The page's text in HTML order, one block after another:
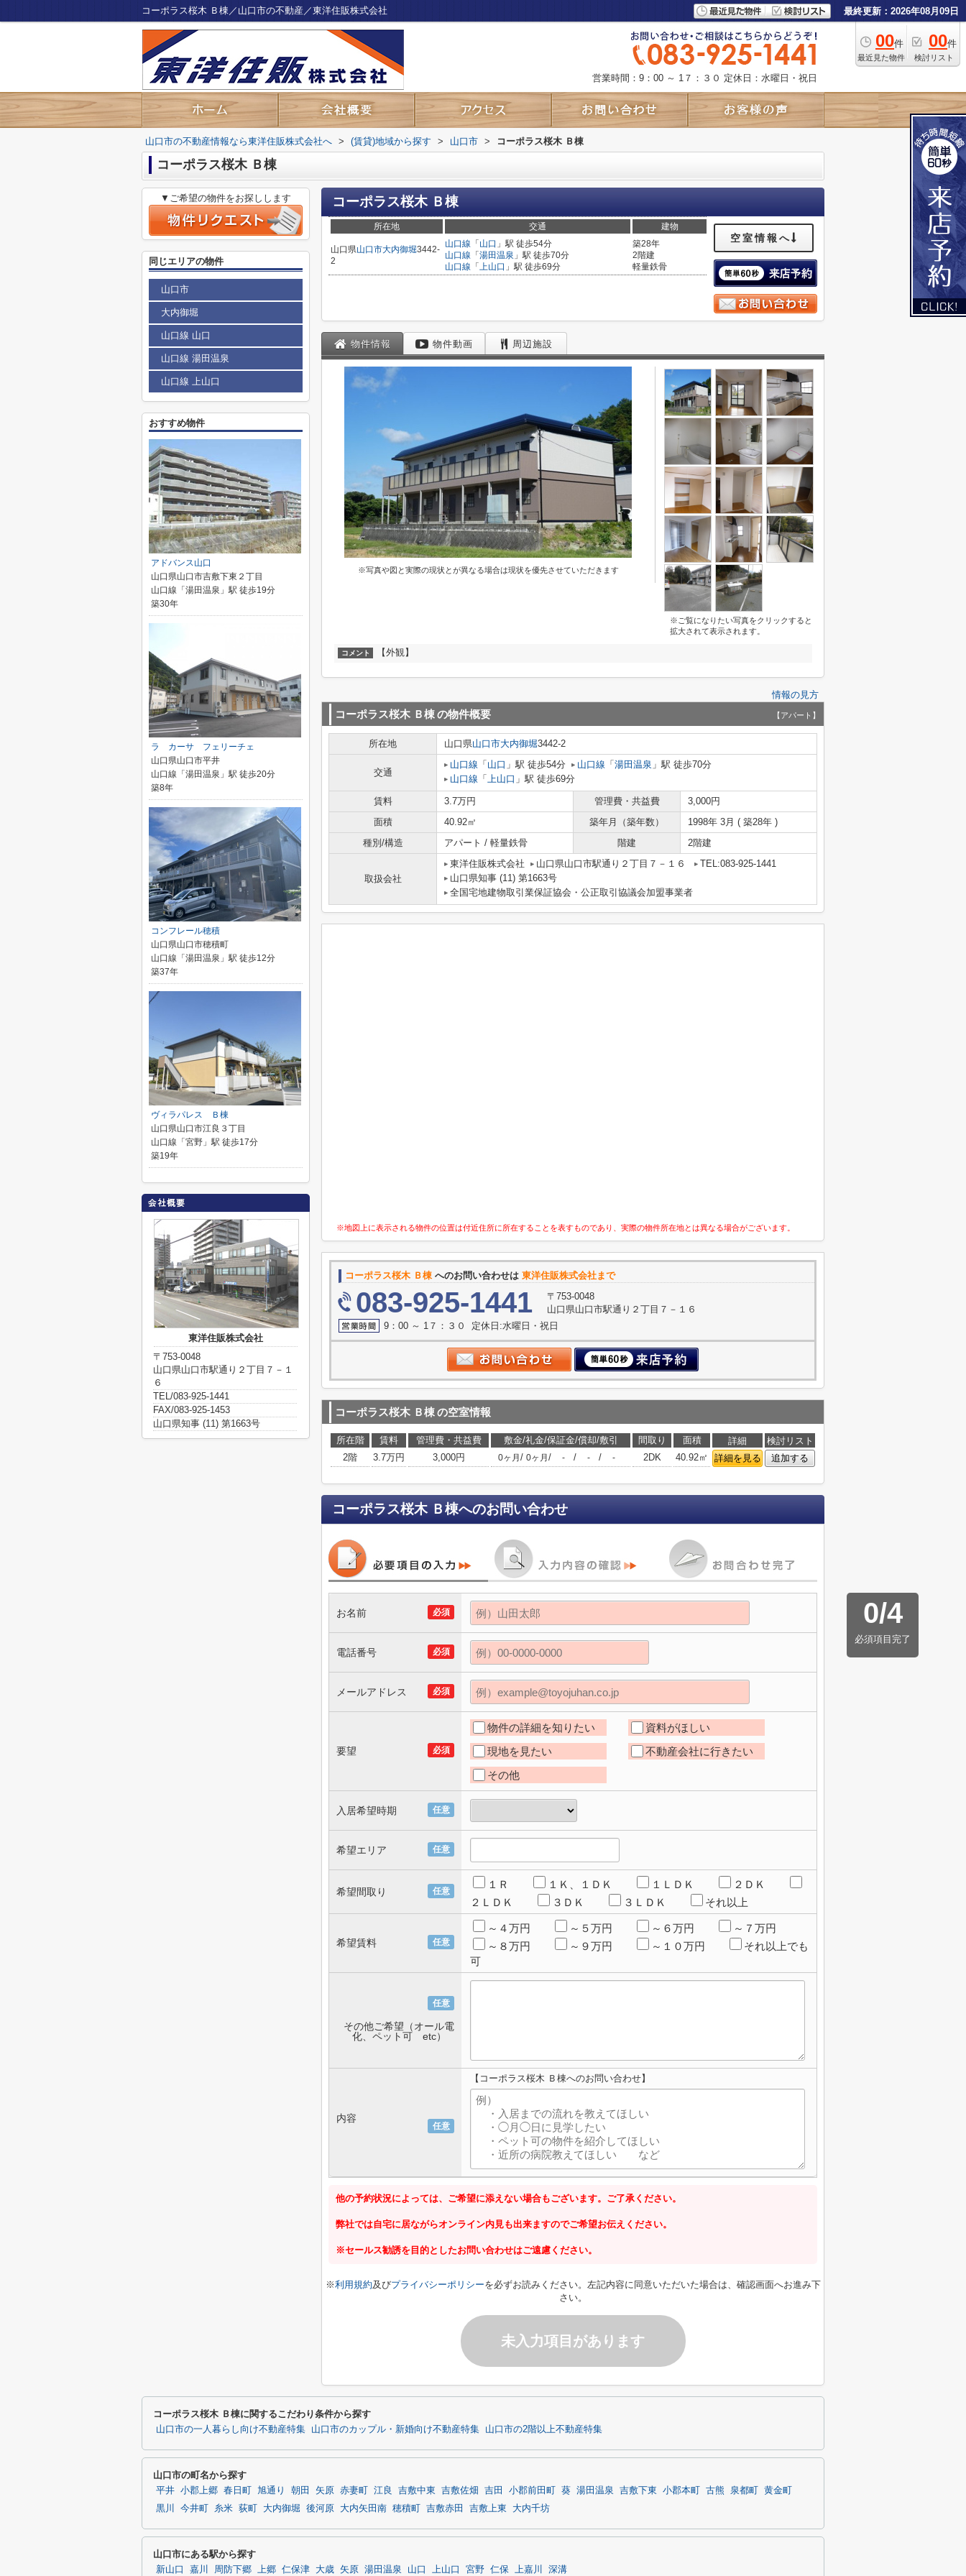
コーポラス桜木 Ｂ棟／山口市の不動産／東洋住販株式会社 最終更新：2026年08月09日
00件
最近見た物件
00件
検討リスト
営業時間：9：00 ～ 1７：３０ 定休日：水曜日・祝日
山口市の不動産情報なら東洋住販株式会社へ > (賃貸)地域から探す > 山口市 > コーポラス桜木 Ｂ棟
コーポラス桜木 Ｂ棟
コーポラス桜木 Ｂ棟
所在地 交通 建物
山口県山口市大内御堀3442-
2
山口線 「 山口 」駅 徒歩54分
山口線 「 湯田温泉 」駅 徒歩70分
山口線 「 上山口 」駅 徒歩69分
築28年
2階建
軽量鉄骨
空室情報へ
物件情報 物件動画 周辺施設
※写真や図と実際の現状とが異なる場合は現状を優先させていただきます
※ご覧になりたい写真をクリックすると
拡大されて表示されます。
コメント 【外観】
情報の見方
コーポラス桜木 Ｂ棟の物件概要 【アパート】
所在地 山口県山口市大内御堀3442-2
交通
山口線 「 山口 」駅 徒歩54分 山口線 「 湯田温泉 」駅 徒歩70分
山口線 「 上山口 」駅 徒歩69分
賃料 3.7万円 管理費・共益費
3,000円
面積
40.92㎡ 築年月（築年数）
1998年 3月 ( 築28年 )
種別/構造
アパート / 軽量鉄骨 階建 2階建
取扱会社
東洋住販株式会社 山口県山口市駅通り２丁目７－１６
TEL:083-925-1441
山口県知事 (11) 第1663号
全国宅地建物取引業保証協会・公正取引協議会加盟事業者
※地図上に表示される物件の位置は付近住所に所在することを表すものであり、実際の物件所在地とは異なる場合がございます。
コーポラス桜木 Ｂ棟 へのお問い合わせは 東洋住販株式会社まで
083-925-1441
〒753-0048
山口県山口市駅通り２丁目７－１６
9：00 ～ 1７：３０ 定休日:水曜日・祝日
コーポラス桜木 Ｂ棟の空室情報
所在階 賃料 管理費・共益費 敷金/礼金/保証金/償却/敷引 間取り 面積 詳細
検討リスト
2階
3.7万円 3,000円 0ヶ月 / 0ヶ月 / - / - / - 2DK 40.92㎡ 詳細を見る 追加する
コーポラス桜木 Ｂ棟へのお問い合わせ
0/4
必須項目完了
必須
お名前
必須
電話番号
必須
メールアドレス
必須
要望
物件の詳細を知りたい
資料がほしい
現地を見たい
不動産会社に行きたい
その他
任意
入居希望時期
任意
希望エリア
任意
希望間取り
１Ｒ １Ｋ、１ＤＫ １ＬＤＫ
２ＤＫ
２ＬＤＫ
３ＤＫ ３ＬＤＫ それ以上
任意
希望賃料
～４万円 ～５万円 ～６万円
～７万円
～８万円
～９万円 ～１０万円
それ以上でも
可
任意
その他ご希望（オール電
化、ペット可 etc）
任意
内容
【コーポラス桜木 Ｂ棟へのお問い合わせ】
他の予約状況によっては、ご希望に添えない場合もございます。ご了承ください。
弊社では自宅に居ながらオンライン内見も出来ますのでご希望お伝えください。
※セールス勧誘を目的としたお問い合わせはご遠慮ください。
※利用規約及びプライバシーポリシーを必ずお読みください。左記内容に同意いただいた場合は、確認画面へお進み下
さい。
未入力項目があります
▼ご希望の物件をお探しします
同じエリアの物件
山口市
大内御堀
山口線 山口
山口線 湯田温泉
山口線 上山口
おすすめ物件
アドバンス山口
山口県山口市吉敷下東２丁目
山口線「湯田温泉」駅 徒歩19分
築30年
ラ カーサ フェリーチェ
山口県山口市平井
山口線「湯田温泉」駅 徒歩20分
築8年
コンフレール穂積
山口県山口市穂積町
山口線「湯田温泉」駅 徒歩12分
築37年
ヴィラパレス Ｂ棟
山口県山口市江良３丁目
山口線「宮野」駅 徒歩17分
築19年
東洋住販株式会社
〒753-0048
山口県山口市駅通り２丁目７－１
６
TEL/083-925-1441
FAX/083-925-1453
山口県知事 (11) 第1663号
コーポラス桜木 Ｂ棟に関するこだわり条件から探す
山口市の一人暮らし向け不動産特集 山口市のカップル・新婚向け不動産特集 山口市の2階以上不動産特集
山口市の町名から探す
平井 小郡上郷 春日町 旭通り 朝田 矢原 赤妻町 江良 吉敷中東 吉敷佐畑 吉田 小郡前田町 葵 湯田温泉 吉敷下東 小郡本町 古熊 泉都町
黄金町
黒川
今井町 糸米 荻町 大内御堀 後河原 大内矢田南 穂積町 吉敷赤田 吉敷上東 大内千坊
山口市にある駅から探す
新山口 嘉川 周防下郷 上郷 仁保津 大歳 矢原 湯田温泉 山口 上山口 宮野 仁保 上嘉川 深溝